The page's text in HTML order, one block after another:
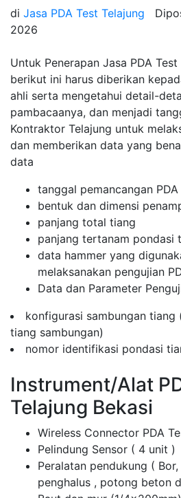
di Jasa PDA Test Telajung
2026
Untuk Penerapan Jasa PDA
berikut ini harus diberikan
ahli serta mengetahui detail-
pambacaanya, dan menjadi
Kontraktor Telajung untuk
dan memberikan data yang
data
tanggal pemancangan
bentuk dan dimensi
panjang total tiang
panjang tertanam pondasi
data hammer yang
melaksanakan pengujian
Data dan Parameter
konfigurasi sambungan tiang
tiang sambungan)
nomor identifikasi pondasi
Instrument/Alat
Telajung Bekasi
Wireless Connector PDA
Pelindung Sensor ( 4 unit )
Peralatan pendukung (
penghalus , potong beton